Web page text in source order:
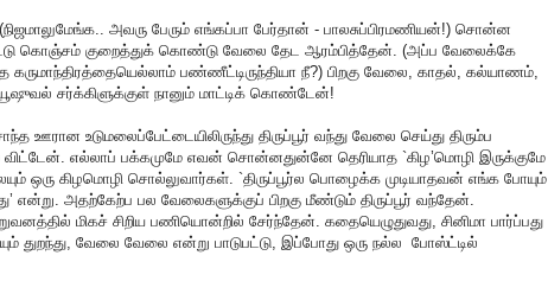
(நிஜமாலுமேங்க.. அவரு பேரும் எங்கப்பா பேர்தான் - பாலசுப்பிரமணியன்!) சொன்ன
கொஞ்சம் குறைத்துக் கொண்டு வேலை தேட ஆரம்பித்தேன். (அப்ப வேலைக்கே
பண்ணீட்டிருந்தியா நீ?) பிறகு வேலை, காதல், கல்யாணம்,
சர்க்கிளுக்குள் நானும் மாட்டிக் கொண்டேன்!
ஊரான உடுமலைப்பேட்டையிலிருந்து திருப்பூர் வந்து வேலை செய்து திரும்ப
எல்லாப் பக்கமுமே எவன் சொன்னதுன்னே தெரியாத `கிழ’மொழி இருக்குமே
ஒரு கிழமொழி சொல்லுவார்கள். `திருப்பூர்ல பொழைக்க முடியாதவன் எங்க போயும்
என்று. அதற்கேற்ப பல வேலைகளுக்குப் பிறகு மீண்டும் திருப்பூர் வந்தேன்.
மிகச் சிறிய பணியொன்றில் சேர்ந்தேன். கதையெழுதுவது, சினிமா பார்ப்பது
துறந்து, வேலை வேலை என்று பாடுபட்டு, இப்போது ஒரு நல்ல போஸ்ட்டில்